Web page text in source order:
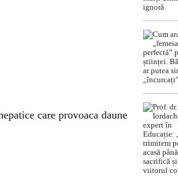
care provoaca daune